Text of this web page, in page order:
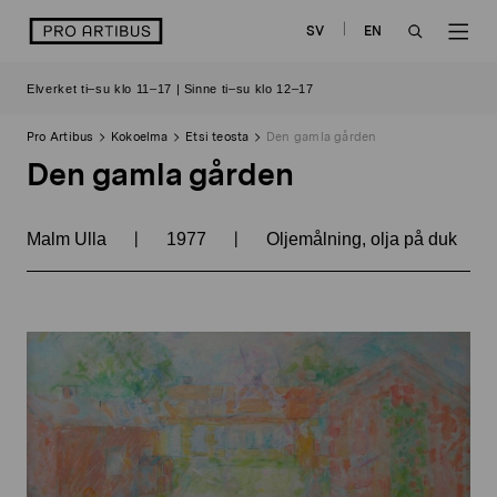
sisältöön
logo SV
EN
Elverket ti–su klo 11–17 | Sinne ti–su klo 12–17
Pro Artibus Kokoelma Etsi teosta Den gamla gården
Den gamla gården
Malm Ulla | 1977 | Oljemålning, olja på duk